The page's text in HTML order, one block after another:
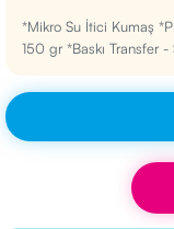
*Mikro Su İtici Kumaş
150 gr *Baskı Transfer -